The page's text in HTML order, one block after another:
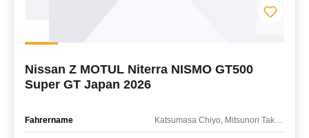
Nissan Z MOTUL Niterra NISMO GT500
Super GT Japan 2026
Fahrername